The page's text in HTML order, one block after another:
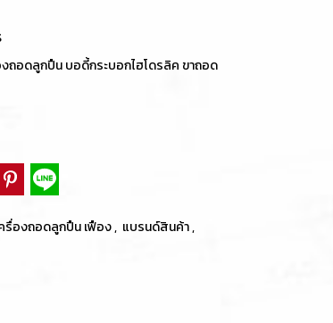
องถอดลูกปืน บอดี้กระบอกไฮโดรลิค ขาถอด
รื่องถอดลูกปืน เฟือง, แบรนด์สินค้า,